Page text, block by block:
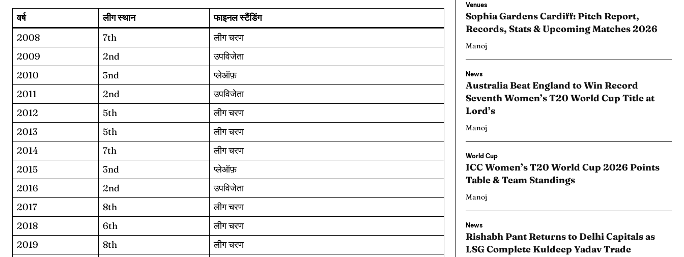
Blog
Contact Us
Search
Blog
Contact Us
Search
वर्ष लीग स्थान
फाइनल स्टैंडिंग
2008
7th
लीग चरण
2009
2nd
उपविजेता
2010
3nd
प्लेऑफ़
2011
2nd
उपविजेता
2012
5th
लीग चरण
2013
5th
लीग चरण
2014
7th
लीग चरण
2015
3nd
प्लेऑफ़
2016
2nd
उपविजेता
2017
8th
लीग चरण
2018
6th
लीग चरण
2019
8th
लीग चरण
Venues
Sophia Gardens Cardiff: Pitch Report,
Records, Stats & Upcoming Matches 2026
Manoj
News
Australia Beat England to Win Record
Seventh Women’s T20 World Cup Title at
Lord’s
Manoj
World Cup
ICC Women’s T20 World Cup 2026 Points
Table & Team Standings
Manoj
News
Rishabh Pant Returns to Delhi Capitals as
LSG Complete Kuldeep Yadav Trade